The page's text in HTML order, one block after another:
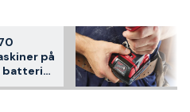
på
batteri
LXT